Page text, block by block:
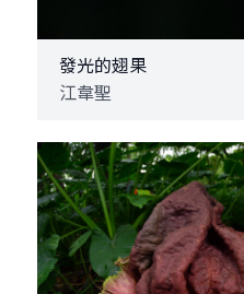
發光的翅果
江韋聖